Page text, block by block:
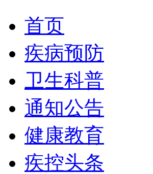
首页
疾病预防
卫生科普
通知公告
健康教育
疾控头条